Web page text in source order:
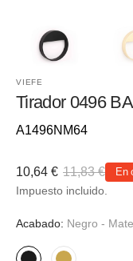
VIEFE
Tirador 0496
Referencia::
A1496NM64
Precio
de
venta
10,64 €
Precio
11,83 € En
Impuesto incluido.
Acabado: Negro - Mate